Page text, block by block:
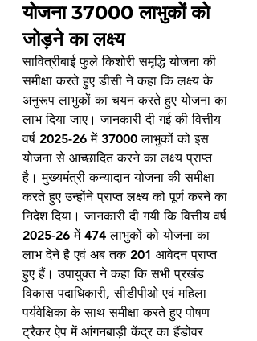
योजना 37000 लाभुकों को
जोड़ने का लक्ष्य
सावित्रीबाई फुले किशोरी समृद्धि योजना की
समीक्षा करते हुए डीसी ने कहा कि लक्ष्य के
अनुरूप लाभुकों का चयन करते हुए योजना का
लाभ दिया जाए। जानकारी दी गई की वित्तीय
वर्ष 2025-26 में 37000 लाभुकों को इस
योजना से आच्छादित करने का लक्ष्य प्राप्त
है। मुख्यमंत्री कन्यादान योजना की समीक्षा
करते हुए उन्होंने प्राप्त लक्ष्य को पूर्ण करने का
निदेश दिया। जानकारी दी गयी कि वित्तीय वर्ष
2025-26 में 474 लाभुकों को योजना का
लाभ देने है एवं अब तक 201 आवेदन प्राप्त
हुए हैं। उपायुक्त ने कहा कि सभी प्रखंड
विकास पदाधिकारी, सीडीपीओ एवं महिला
पर्यवेक्षिका के साथ समीक्षा करते हुए पोषण
ट्रैकर ऐप में आंगनबाड़ी केंद्र का हैंडोवर